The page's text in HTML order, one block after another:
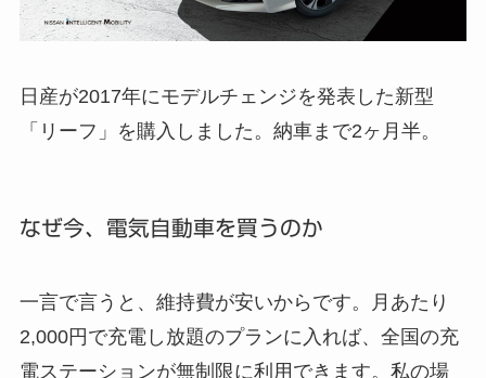
日産が2017年にモデルチェンジを発表した新型
「リーフ」を購入しました。納車まで2ヶ月半。
なぜ今、電気自動車を買うのか
一言で言うと、維持費が安いからです。月あたり
2,000円で充電し放題のプランに入れば、全国の充
電ステーションが無制限に利用できます。私の場